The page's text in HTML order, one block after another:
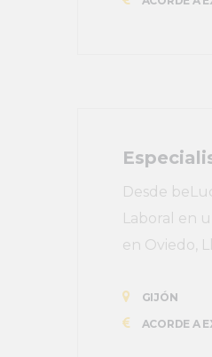
Desde
Laboral en
en Oviedo,
GIJÓN
ACORDE A